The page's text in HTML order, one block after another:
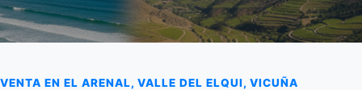
VENTA EN EL ARENAL, VALLE DEL ELQUI, VICUÑA